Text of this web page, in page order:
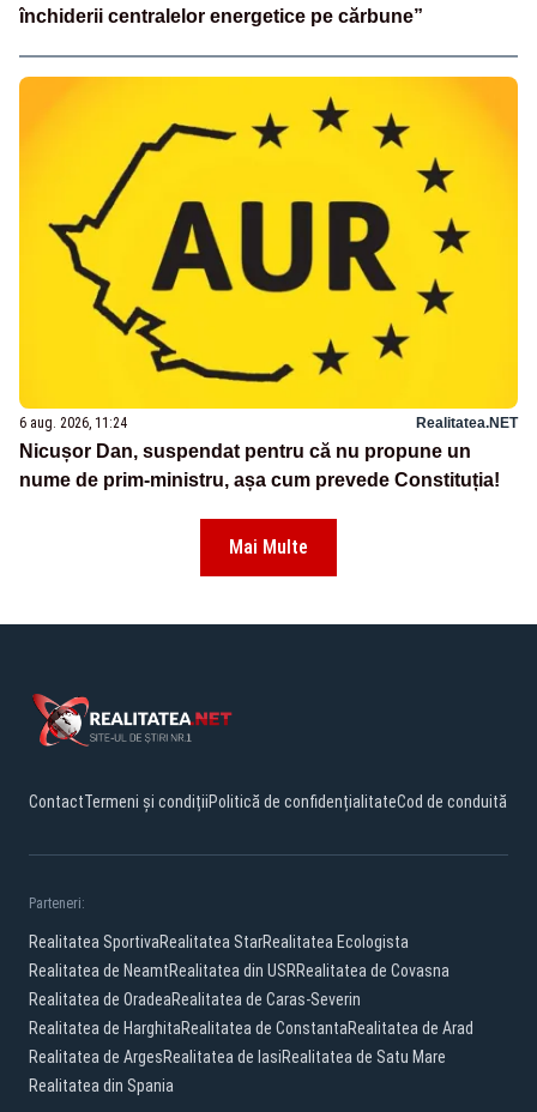
închiderii centralelor energetice pe cărbune”
6 aug. 2026, 11:24 Realitatea.NET
Nicușor Dan, suspendat pentru că nu propune un
nume de prim-ministru, așa cum prevede Constituția!
Mai Multe
ContactTermeni și condițiiPolitică de confidențialitateCod de conduită
Parteneri:
Realitatea SportivaRealitatea StarRealitatea Ecologista
Realitatea de NeamtRealitatea din USRRealitatea de Covasna
Realitatea de OradeaRealitatea de Caras-Severin
Realitatea de HarghitaRealitatea de ConstantaRealitatea de Arad
Realitatea de ArgesRealitatea de IasiRealitatea de Satu Mare
Realitatea din Spania